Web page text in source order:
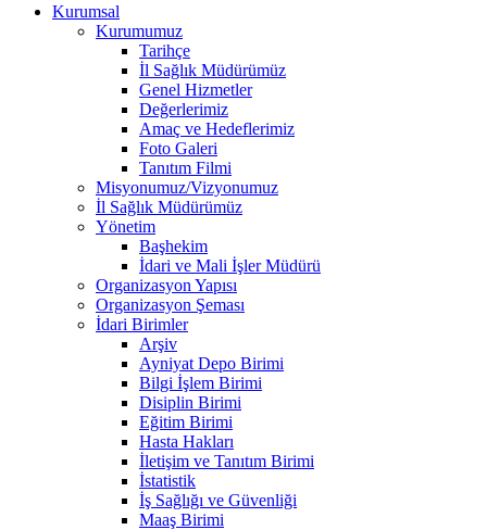
Kurumsal
Kurumumuz
Tarihçe
İl Sağlık Müdürümüz
Genel Hizmetler
Değerlerimiz
Amaç ve Hedeflerimiz
Foto Galeri
Tanıtım Filmi
Misyonumuz/Vizyonumuz
İl Sağlık Müdürümüz
Yönetim
Başhekim
İdari ve Mali İşler Müdürü
Organizasyon Yapısı
Organizasyon Şeması
İdari Birimler
Arşiv
Ayniyat Depo Birimi
Bilgi İşlem Birimi
Disiplin Birimi
Eğitim Birimi
Hasta Hakları
İletişim ve Tanıtım Birimi
İstatistik
İş Sağlığı ve Güvenliği
Maaş Birimi